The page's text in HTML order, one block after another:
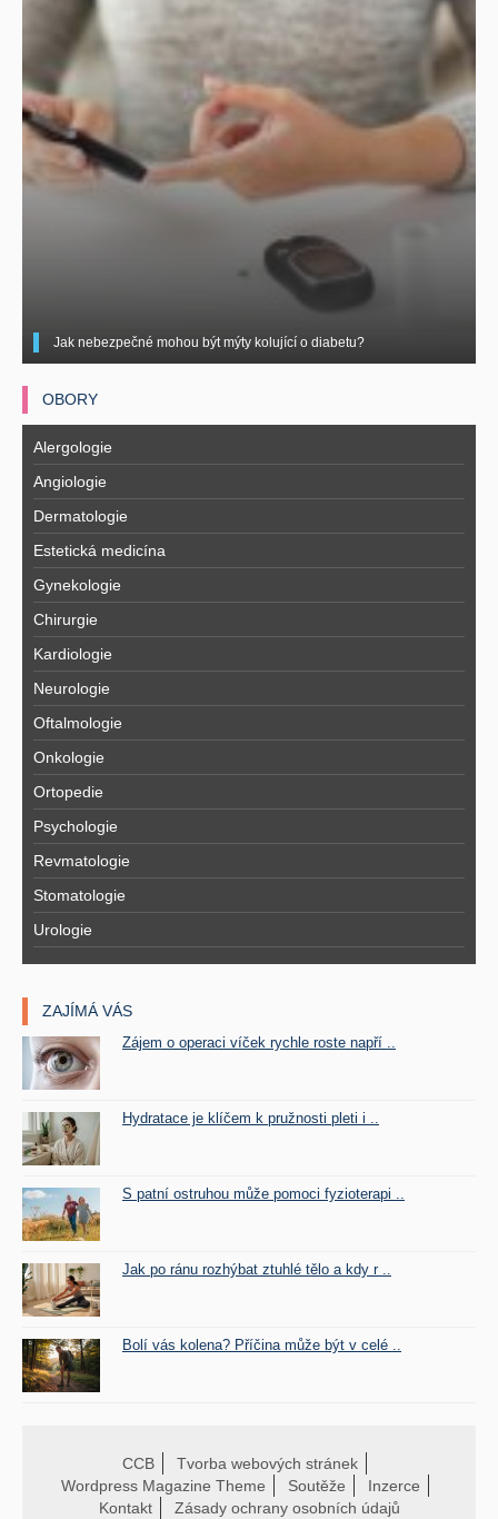
Jak nebezpečné mohou být mýty kolující o diabetu?
OBORY
Alergologie
Angiologie
Dermatologie
Estetická medicína
Gynekologie
Chirurgie
Kardiologie
Neurologie
Oftalmologie
Onkologie
Ortopedie
Psychologie
Revmatologie
Stomatologie
Urologie
ZAJÍMÁ VÁS
Zájem o operaci víček rychle roste napří ..
Hydratace je klíčem k pružnosti pleti i ..
S patní ostruhou může pomoci fyzioterapi ..
Jak po ránu rozhýbat ztuhlé tělo a kdy r ..
Bolí vás kolena? Příčina může být v celé ..
CCB
Tvorba webových stránek
Wordpress Magazine Theme
Soutěže
Inzerce
Kontakt
Zásady ochrany osobních údajů